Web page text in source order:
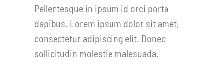
Pellentesque in ipsum id orci porta
dapibus. Lorem ipsum dolor sit amet,
consectetur adipiscing elit. Donec
sollicitudin molestie malesuada.